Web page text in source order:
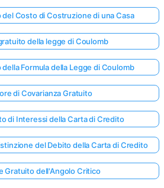
Costo di Costruzione di una Casa
della legge di Coulomb
Formula della Legge di Coulomb
di Covarianza Gratuito
di Interessi della Carta di Credito
del Debito della Carta di Credito
Gratuito dell'Angolo Critico